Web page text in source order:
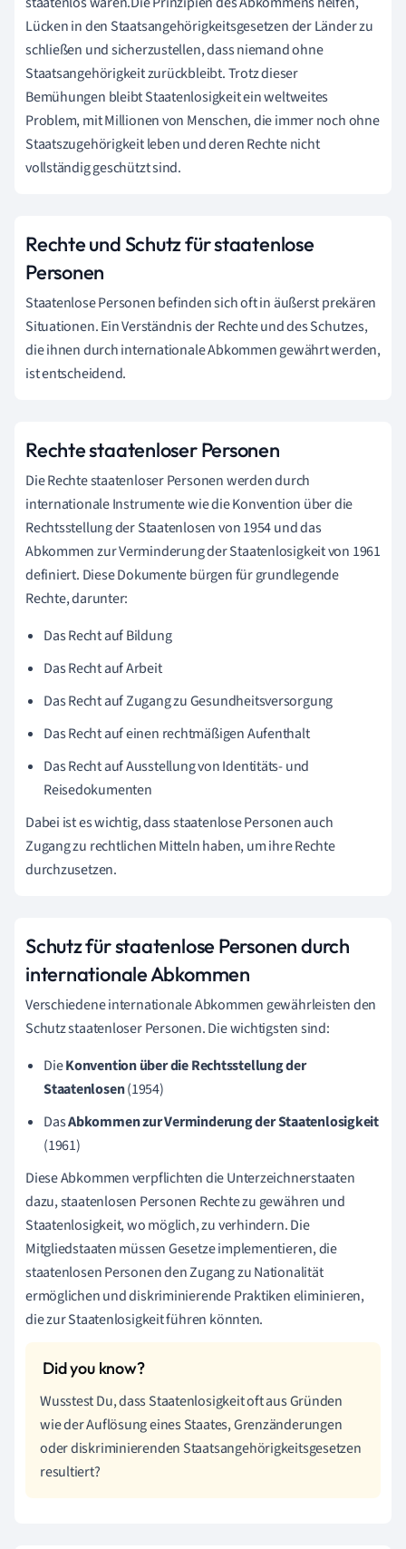
Lücken in den Staatsangehörigkeitsgesetzen der Länder zu
schließen und sicherzustellen, dass niemand ohne
Staatsangehörigkeit zurückbleibt. Trotz dieser
Bemühungen bleibt Staatenlosigkeit ein weltweites
Problem, mit Millionen von Menschen, die immer noch ohne
Staatszugehörigkeit leben und deren Rechte nicht
vollständig geschützt sind.
Rechte und Schutz für staatenlose
Personen
Staatenlose Personen befinden sich oft in äußerst prekären
Situationen. Ein Verständnis der Rechte und des Schutzes,
die ihnen durch internationale Abkommen gewährt werden,
ist entscheidend.
Rechte staatenloser Personen
Die Rechte staatenloser Personen werden durch
internationale Instrumente wie die Konvention über die
Rechtsstellung der Staatenlosen von 1954 und das
Abkommen zur Verminderung der Staatenlosigkeit von 1961
definiert. Diese Dokumente bürgen für grundlegende
Rechte, darunter:
Das Recht auf Bildung
Das Recht auf Arbeit
Das Recht auf Zugang zu Gesundheitsversorgung
Das Recht auf einen rechtmäßigen Aufenthalt
Das Recht auf Ausstellung von Identitäts- und
Reisedokumenten
Dabei ist es wichtig, dass staatenlose Personen auch
Zugang zu rechtlichen Mitteln haben, um ihre Rechte
durchzusetzen.
Schutz für staatenlose Personen durch
internationale Abkommen
Verschiedene internationale Abkommen gewährleisten den
Schutz staatenloser Personen. Die wichtigsten sind:
DieKonvention über die Rechtsstellung der
Staatenlosen(1954)
DasAbkommen zur Verminderung der Staatenlosigkeit
(1961)
Diese Abkommen verpflichten die Unterzeichnerstaaten
dazu, staatenlosen Personen Rechte zu gewähren und
Staatenlosigkeit, wo möglich, zu verhindern. Die
Mitgliedstaaten müssen Gesetze implementieren, die
staatenlosen Personen den Zugang zu Nationalität
ermöglichen und diskriminierende Praktiken eliminieren,
die zur Staatenlosigkeit führen könnten.
Wusstest Du, dass Staatenlosigkeit oft aus Gründen
wie der Auflösung eines Staates, Grenzänderungen
oder diskriminierenden Staatsangehörigkeitsgesetzen
resultiert?